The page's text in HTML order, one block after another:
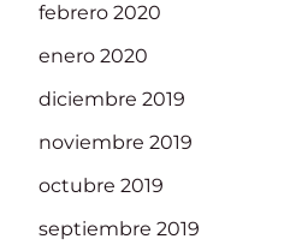
febrero 2020
enero 2020
diciembre 2019
noviembre 2019
octubre 2019
septiembre 2019